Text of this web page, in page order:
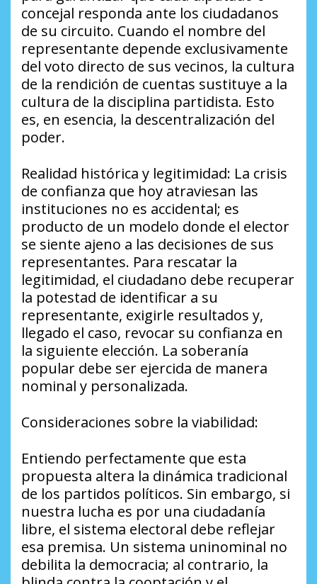
concejal responda ante los ciudadanos
de su circuito. Cuando el nombre del
representante depende exclusivamente
del voto directo de sus vecinos, la cultura
de la rendición de cuentas sustituye a la
cultura de la disciplina partidista. Esto
es, en esencia, la descentralización del
poder.
Realidad histórica y legitimidad: La crisis
de confianza que hoy atraviesan las
instituciones no es accidental; es
producto de un modelo donde el elector
se siente ajeno a las decisiones de sus
representantes. Para rescatar la
legitimidad, el ciudadano debe recuperar
la potestad de identificar a su
representante, exigirle resultados y,
llegado el caso, revocar su confianza en
la siguiente elección. La soberanía
popular debe ser ejercida de manera
nominal y personalizada.
Consideraciones sobre la viabilidad:
Entiendo perfectamente que esta
propuesta altera la dinámica tradicional
de los partidos políticos. Sin embargo, si
nuestra lucha es por una ciudadanía
libre, el sistema electoral debe reflejar
esa premisa. Un sistema uninominal no
debilita la democracia; al contrario, la